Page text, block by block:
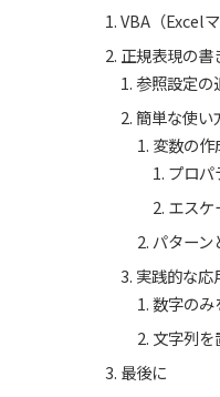
VBA（Excel
正規表現の書
参照設定の
簡単な使い
変数の作
プロパ
エスケ
パターン
実践的な応
数字のみ
文字列を
最後に